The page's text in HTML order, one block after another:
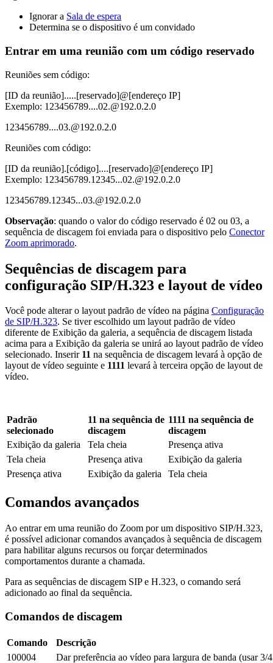
Ignorar a Sala de espera
Determina se o dispositivo é um convidado
Entrar em uma reunião com um código reservado
Reuniões sem código:
[ID da reunião].....[reservado]@[endereço IP]
Exemplo: 123456789....02.@192.0.2.0
123456789....03.@192.0.2.0
Reuniões com código:
[ID da reunião].[código]....[reservado]@[endereço IP]
Exemplo: 123456789.12345...02.@192.0.2.0
123456789.12345...03.@192.0.2.0
Observação: quando o valor do código reservado é 02 ou 03, a
sequência de discagem foi enviada para o dispositivo pelo Conector
Zoom aprimorado.
Sequências de discagem para
configuração SIP/H.323 e layout de vídeo
Você pode alterar o layout padrão de vídeo na página Configuração
de SIP/H.323. Se tiver escolhido um layout padrão de vídeo
diferente de Exibição da galeria, a sequência de discagem listada
acima para a Exibição da galeria se unirá ao layout padrão de vídeo
selecionado. Inserir 11 na sequência de discagem levará à opção de
layout de vídeo seguinte e 1111 levará à terceira opção de layout de
vídeo.
Padrão
selecionado
11 na sequência de
discagem
1111 na sequência de
discagem
Exibição da galeria
Tela cheia
Presença ativa
Tela cheia
Presença ativa
Exibição da galeria
Presença ativa
Exibição da galeria Tela cheia
Comandos avançados
Ao entrar em uma reunião do Zoom por um dispositivo SIP/H.323,
é possível adicionar comandos avançados à sequência de discagem
para habilitar alguns recursos ou forçar determinados
comportamentos durante a chamada.
Para as sequências de discagem SIP e H.323, o comando será
adicionado ao final da sequência.
Comandos de discagem
Comando
Descrição
100004
Dar preferência ao vídeo para largura de banda (usar